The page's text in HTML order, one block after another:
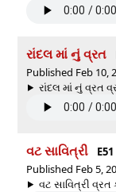
રાંદલ માં નું વ્રત
Published Feb 10,
રાંદલ માં નું વ્રત
વટ સાવિત્રી
E51
Published Feb 5,
વટ સાવિત્રી વ્રત